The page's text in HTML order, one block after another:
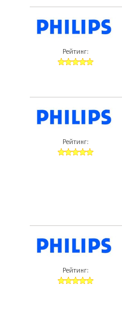
Рейтинг:
Рейтинг:
Рейтинг: